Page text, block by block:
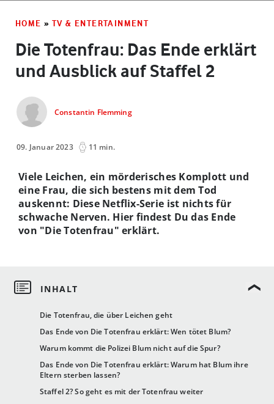
HOME » TV & ENTERTAINMENT
Die Totenfrau: Das Ende erklärt
und Ausblick auf Staffel 2
Constantin Flemming
09. Januar 2023 11 min.
Die Totenfrau, die über Leichen geht
Das Ende von Die Totenfrau erklärt: Wen tötet Blum?
Warum kommt die Polizei Blum nicht auf die Spur?
Das Ende von Die Totenfrau erklärt: Warum hat Blum ihre
Eltern sterben lassen?
Staffel 2? So geht es mit der Totenfrau weiter
Viele Leichen, ein mörderisches Komplott und
eine Frau, die sich bestens mit dem Tod
auskennt: Diese Netflix-Serie ist nichts für
schwache Nerven. Hier findest Du das Ende
von "Die Totenfrau" erklärt.